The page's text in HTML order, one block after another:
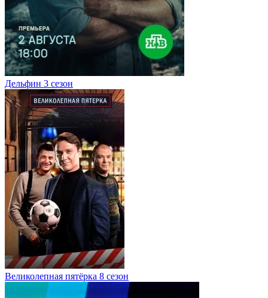
Дельфин 3 сезон
Великолепная пятёрка 8 сезон